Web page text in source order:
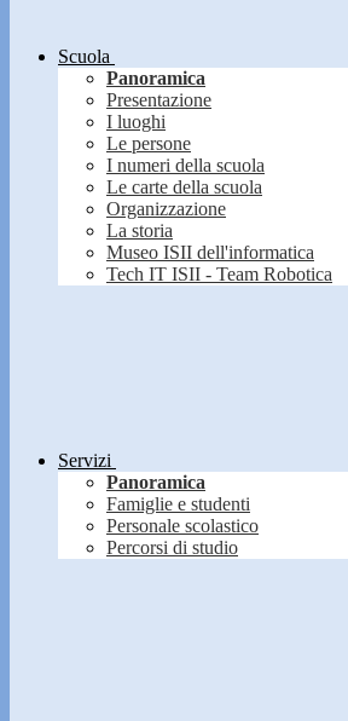
Scuola
Panoramica
Presentazione
I luoghi
Le persone
I numeri della scuola
Le carte della scuola
Organizzazione
La storia
Museo ISII dell'informatica
Tech IT ISII - Team Robotica
Servizi
Panoramica
Famiglie e studenti
Personale scolastico
Percorsi di studio